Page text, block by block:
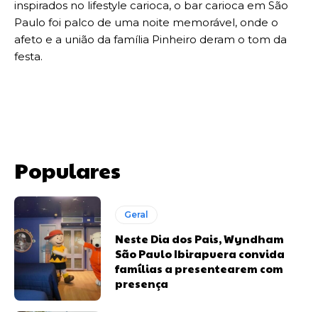
inspirados no lifestyle carioca, o bar carioca em São
Paulo foi palco de uma noite memorável, onde o
afeto e a união da família Pinheiro deram o tom da
festa.
Populares
Geral
Neste Dia dos Pais, Wyndham
São Paulo Ibirapuera convida
famílias a presentearem com
presença